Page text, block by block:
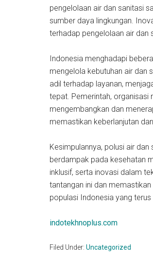
pengelolaan air dan sanitasi
sumber daya lingkungan.
terhadap pengelolaan air dan
Indonesia menghadapi
mengelola kebutuhan air dan
adil terhadap layanan,
tepat. Pemerintah, organisasi
mengembangkan dan
memastikan keberlanjutan
Kesimpulannya, polusi air
berdampak pada kesehatan
inklusif, serta inovasi dalam
tantangan ini dan
populasi Indonesia yang
indotekhnoplus.com
Filed Under: Uncategorized